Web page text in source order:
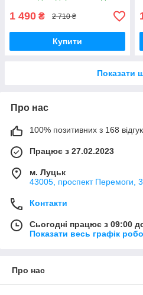
1 490 ₴ 2 710 ₴
Купити
Показати
Про нас
100% позитивних з 168
Працює з 27.02.2023
м. Луцьк
43005, проспект Перемоги,
Контакти
Сьогодні працює з 09:00
Показати весь графік
Про нас